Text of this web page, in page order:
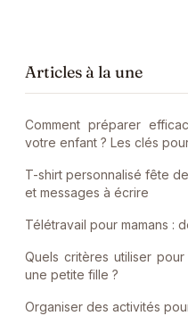
Articles à la une
Comment préparer
votre enfant ? Les clés
T-shirt personnalisé fête
et messages à écrire
Télétravail pour mamans :
Quels critères utiliser
une petite fille ?
Organiser des activités